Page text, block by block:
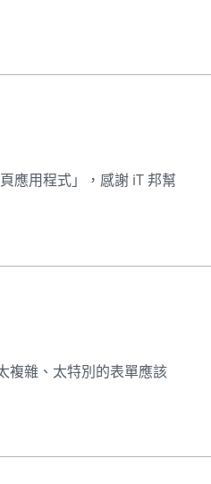
應用程式」，感謝 iT 邦幫
複雜、太特別的表單應該